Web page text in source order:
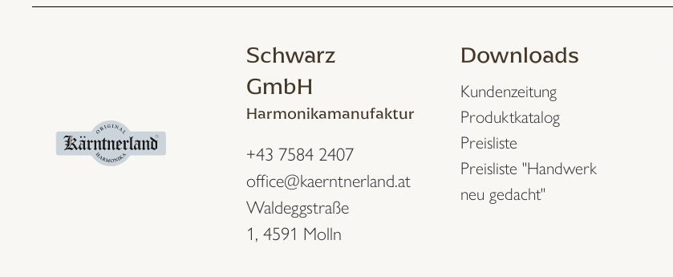
Schwarz
GmbH
Harmonikamanufaktur
+43 7584 2407
office@kaerntnerland.at
Waldeggstraße
1, 4591 Molln
Downloads
Kundenzeitung
Produktkatalog
Preisliste
Preisliste "Handwerk
neu gedacht"